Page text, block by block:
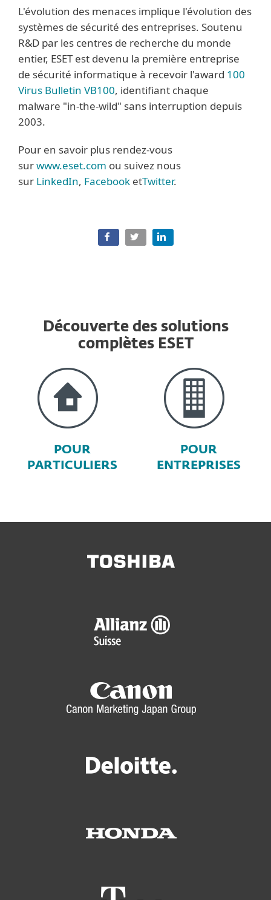
L'évolution des menaces implique l'évolution des
systèmes de sécurité des entreprises. Soutenu
R&D par les centres de recherche du monde
entier, ESET est devenu la première entreprise
de sécurité informatique à recevoir l'award 100
Virus Bulletin VB100, identifiant chaque
malware "in-the-wild" sans interruption depuis
2003.
Pour en savoir plus rendez-vous
surwww.eset.com ou suivez nous
sur LinkedIn, Facebook etTwitter.
Découverte des solutions
complètes ESET
POUR
PARTICULIERS
POUR
ENTREPRISES